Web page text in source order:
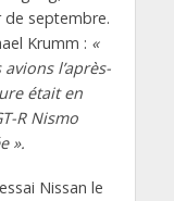
de septembre.
Krumm : «
l’après-
était en
R Nismo
».
Nissan le